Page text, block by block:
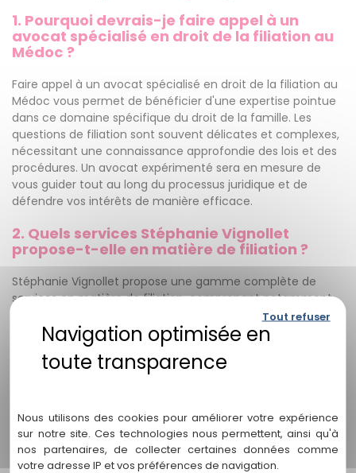
1. Pourquoi devrais-je faire appel à un
avocat spécialisé en droit de la filiation au
Médoc ?
Faire appel à un avocat spécialisé en droit de la filiation au
Médoc vous permet de bénéficier d'une expertise pointue
dans ce domaine spécifique du droit de la famille. Les
questions de filiation sont souvent délicates et complexes,
nécessitant une connaissance approfondie des lois et des
procédures. Un avocat expérimenté sera en mesure de
vous guider tout au long du processus juridique et de
défendre vos intérêts de manière efficace.
2. Quels services Stéphanie Vignollet
propose-t-elle en matière de filiation ?
Stéphanie Vignollet propose une gamme complète de
services en matière de filiation, comprenant notamment
l'assistance dans les procédures de reconnaissance de
paternité/maternité, la contestation de filiation, ainsi que
la recherche de paternité/maternité. De plus, elle offre
également des conseils juridiques personnalisés et un
3. Comment puis-je prendre contact avec
Stéphanie Vignollet ?
Nous utilisons des cookies pour améliorer votre expérience
sur notre site. Ces technologies nous permettent, ainsi qu'à
nos partenaires, de collecter certaines données comme
votre adresse IP et vos préférences de navigation.
Tout refuser